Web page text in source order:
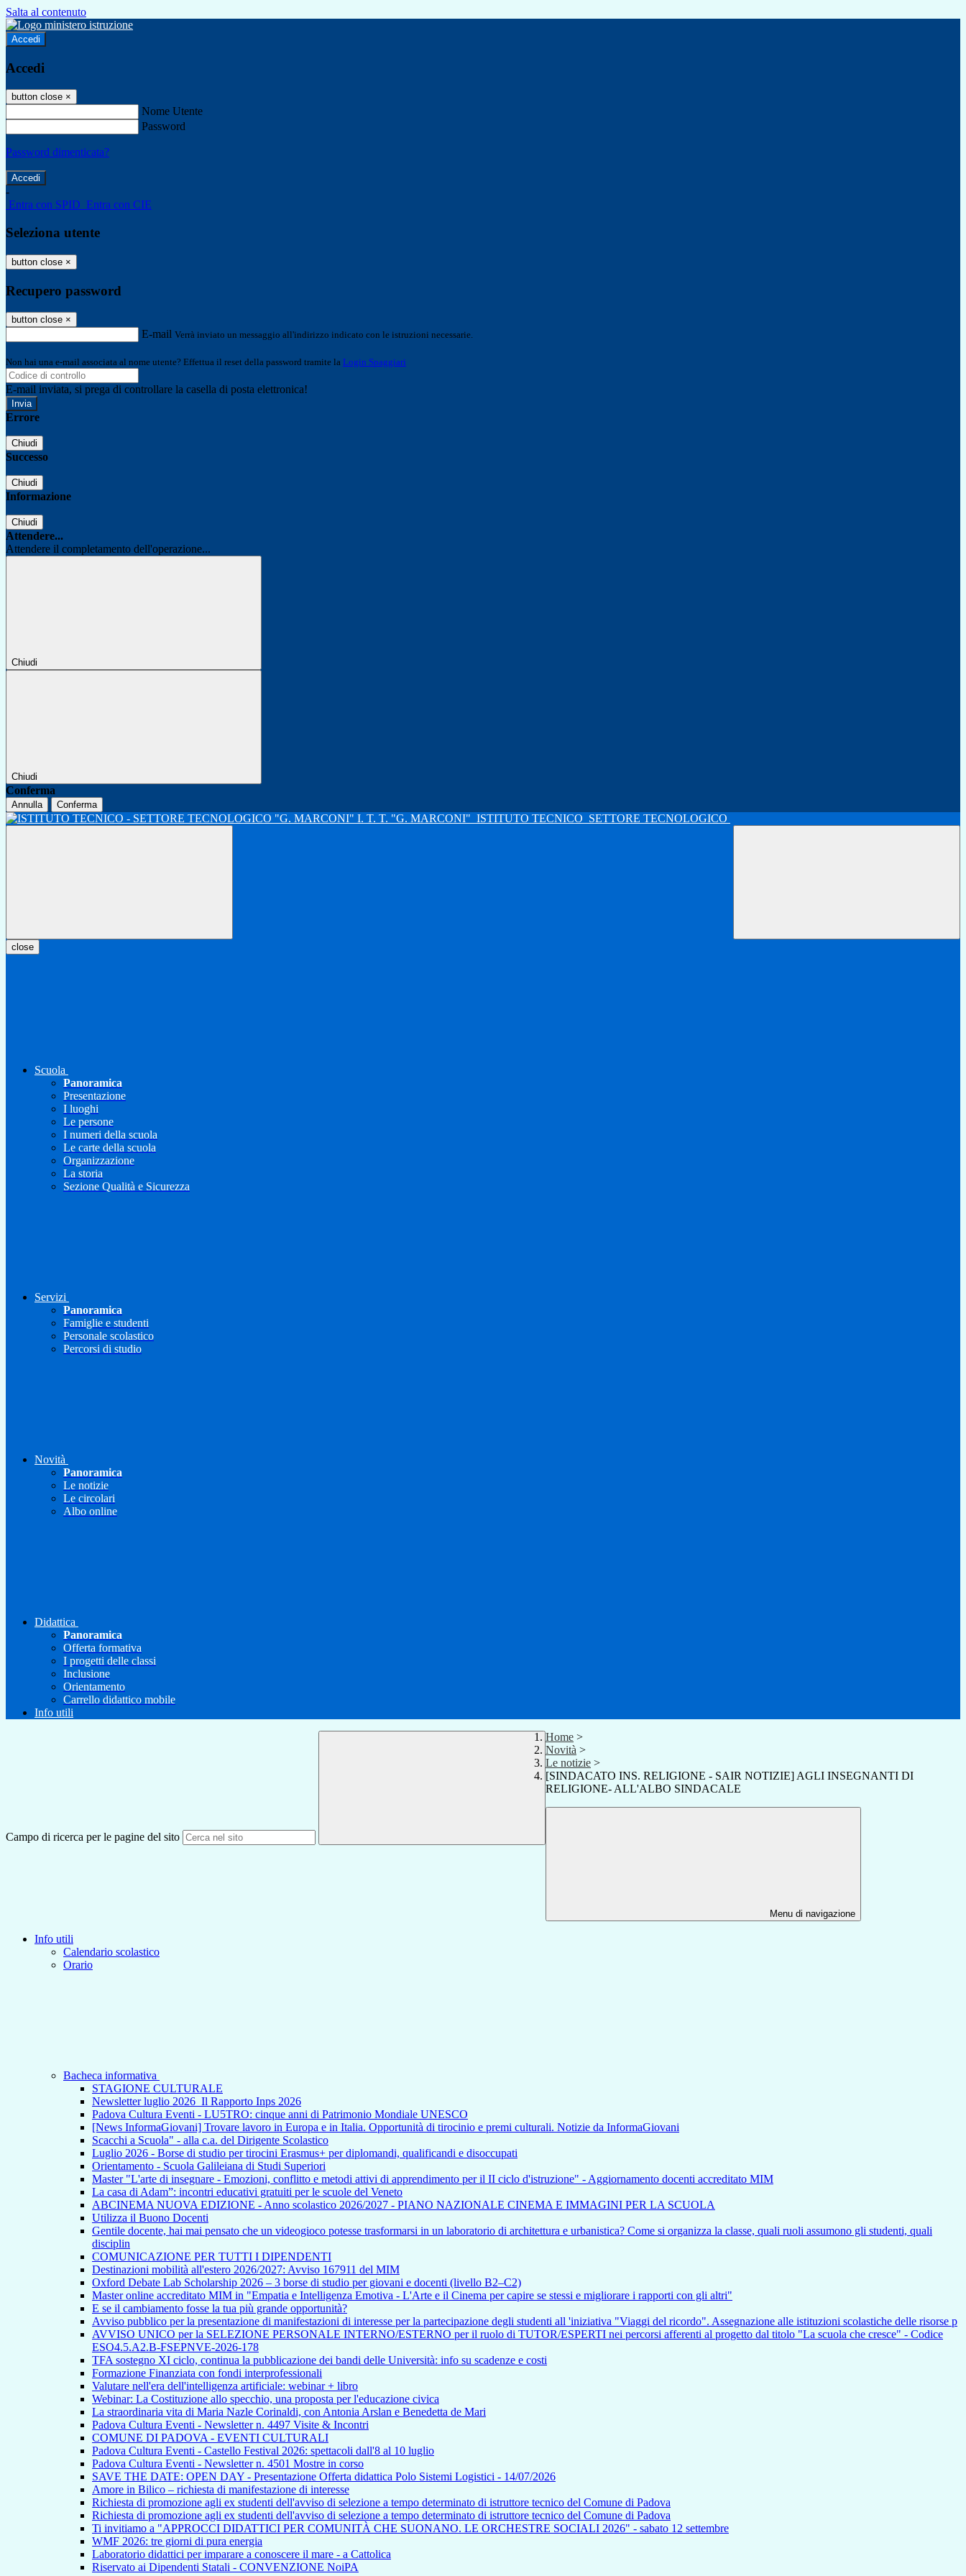
Salta al contenuto
Accedi
Accedi
button close ×
Nome Utente
Password
Password dimenticata?
-
Entra con SPID Entra con CIE
Seleziona utente
button close ×
Recupero password
button close ×
E-mail Verrà inviato un messaggio all'indirizzo indicato con le istruzioni necessarie.
Non hai una e-mail associata al nome utente? Effettua il reset della password tramite la Login Spaggiari
E-mail inviata, si prega di controllare la casella di posta elettronica!
Errore
Chiudi
Successo
Chiudi
Informazione
Chiudi
Attendere...
Attendere il completamento dell'operazione...
Chiudi
Chiudi
Conferma
Annulla Conferma
I. T. T. "G. MARCONI" ISTITUTO TECNICO SETTORE TECNOLOGICO
close
Scuola
Panoramica
Presentazione
I luoghi
Le persone
I numeri della scuola
Le carte della scuola
Organizzazione
La storia
Sezione Qualità e Sicurezza
Servizi
Panoramica
Famiglie e studenti
Personale scolastico
Percorsi di studio
Novità
Panoramica
Le notizie
Le circolari
Albo online
Didattica
Panoramica
Offerta formativa
I progetti delle classi
Inclusione
Orientamento
Carrello didattico mobile
Info utili
Campo di ricerca per le pagine del sito
Home >
Novità >
Le notizie >
[SINDACATO INS. RELIGIONE - SAIR NOTIZIE] AGLI INSEGNANTI DI
RELIGIONE- ALL'ALBO SINDACALE
Menu di navigazione
Info utili
Calendario scolastico
Orario
Bacheca informativa
STAGIONE CULTURALE
Newsletter luglio 2026_Il Rapporto Inps 2026
Padova Cultura Eventi - LU5TRO: cinque anni di Patrimonio Mondiale UNESCO
[News InformaGiovani] Trovare lavoro in Europa e in Italia. Opportunità di tirocinio e premi culturali. Notizie da InformaGiovani
Scacchi a Scuola" - alla c.a. del Dirigente Scolastico
Luglio 2026 - Borse di studio per tirocini Erasmus+ per diplomandi, qualificandi e disoccupati
Orientamento - Scuola Galileiana di Studi Superiori
Master "L'arte di insegnare - Emozioni, conflitto e metodi attivi di apprendimento per il II ciclo d'istruzione" - Aggiornamento docenti accreditato MIM
La casa di Adam”: incontri educativi gratuiti per le scuole del Veneto
ABCINEMA NUOVA EDIZIONE - Anno scolastico 2026/2027 - PIANO NAZIONALE CINEMA E IMMAGINI PER LA SCUOLA
Utilizza il Buono Docenti
Gentile docente, hai mai pensato che un videogioco potesse trasformarsi in un laboratorio di architettura e urbanistica? Come si organizza la classe, quali ruoli assumono gli studenti, quali
disciplin
COMUNICAZIONE PER TUTTI I DIPENDENTI
Destinazioni mobilità all'estero 2026/2027: Avviso 167911 del MIM
Oxford Debate Lab Scholarship 2026 – 3 borse di studio per giovani e docenti (livello B2–C2)
Master online accreditato MIM in "Empatia e Intelligenza Emotiva - L'Arte e il Cinema per capire se stessi e migliorare i rapporti con gli altri"
E se il cambiamento fosse la tua più grande opportunità?
Avviso pubblico per la presentazione di manifestazioni di interesse per la partecipazione degli studenti all 'iniziativa "Viaggi del ricordo". Assegnazione alle istituzioni scolastiche delle risorse p
AVVISO UNICO per la SELEZIONE PERSONALE INTERNO/ESTERNO per il ruolo di TUTOR/ESPERTI nei percorsi afferenti al progetto dal titolo "La scuola che cresce" - Codice
ESO4.5.A2.B-FSEPNVE-2026-178
TFA sostegno XI ciclo, continua la pubblicazione dei bandi delle Università: info su scadenze e costi
Formazione Finanziata con fondi interprofessionali
Valutare nell'era dell'intelligenza artificiale: webinar + libro
Webinar: La Costituzione allo specchio, una proposta per l'educazione civica
La straordinaria vita di Maria Nazle Corinaldi, con Antonia Arslan e Benedetta de Mari
Padova Cultura Eventi - Newsletter n. 4497 Visite & Incontri
COMUNE DI PADOVA - EVENTI CULTURALI
Padova Cultura Eventi - Castello Festival 2026: spettacoli dall'8 al 10 luglio
Padova Cultura Eventi - Newsletter n. 4501 Mostre in corso
SAVE THE DATE: OPEN DAY - Presentazione Offerta didattica Polo Sistemi Logistici - 14/07/2026
Amore in Bilico – richiesta di manifestazione di interesse
Richiesta di promozione agli ex studenti dell'avviso di selezione a tempo determinato di istruttore tecnico del Comune di Padova
Richiesta di promozione agli ex studenti dell'avviso di selezione a tempo determinato di istruttore tecnico del Comune di Padova
Ti invitiamo a "APPROCCI DIDATTICI PER COMUNITÀ CHE SUONANO. LE ORCHESTRE SOCIALI 2026" - sabato 12 settembre
WMF 2026: tre giorni di pura energia
Laboratorio didattici per imparare a conoscere il mare - a Cattolica
Riservato ai Dipendenti Statali - CONVENZIONE NoiPA